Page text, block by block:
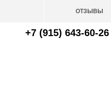
ОТЗЫВЫ
+7 (915) 643-60-26